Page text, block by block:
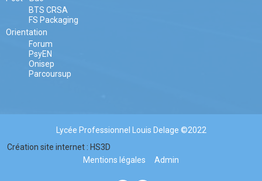
BTS CRSA
FS Packaging
Orientation
Forum
PsyEN
Onisep
Parcoursup
Lycée Professionnel Louis Delage ©2022
Création site internet : HS3D
Mentions légales
Admin